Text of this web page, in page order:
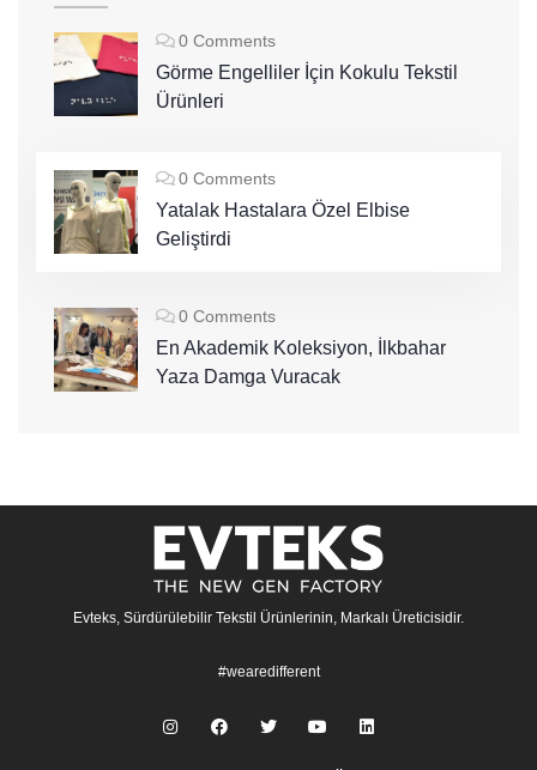
0 Comments
Görme Engelliler İçin Kokulu Tekstil
Ürünleri
0 Comments
Yatalak Hastalara Özel Elbise
Geliştirdi
0 Comments
En Akademik Koleksiyon, İlkbahar
Yaza Damga Vuracak
Evteks, Sürdürülebilir Tekstil Ürünlerinin, Markalı Üreticisidir.
#wearedifferent